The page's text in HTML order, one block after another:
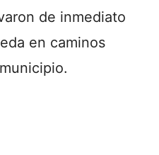
de inmediato
en caminos